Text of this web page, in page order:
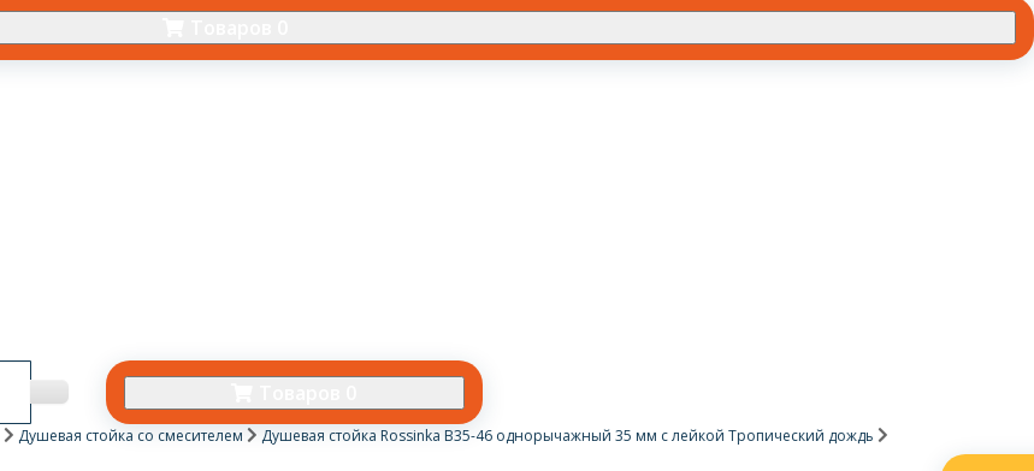
Душевая стойка со смесителем Душевая стойка Rossinka B35-46 однорычажный 35 мм с лейкой Тропический дождь